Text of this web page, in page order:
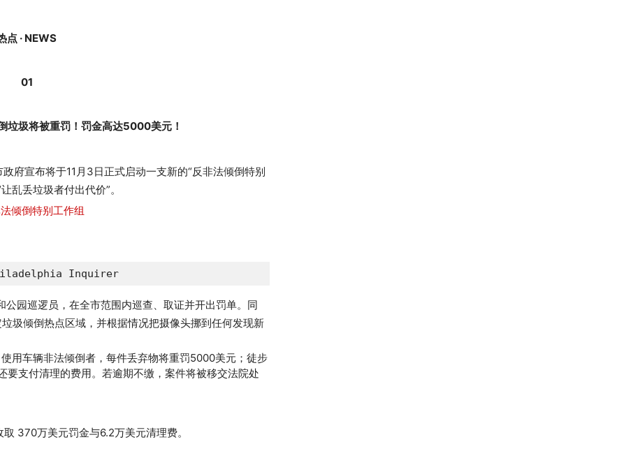
点 · NEWS
01
垃圾将被重罚！罚金高达5000美元！
府宣布将于11月3日正式启动一支新的“反非法倾倒特别
乱丢垃圾者付出代价”。
Inquirer
园巡逻员，在全市范围内巡查、取证并开出罚单。同
圾倾倒热点区域，并根据情况把摄像头挪到任何发现新
用车辆非法倾倒者，每件丢弃物将重罚5000美元；徒步
支付清理的费用。若逾期不缴，案件将被移交法院处
370万美元罚金与6.2万美元清理费。